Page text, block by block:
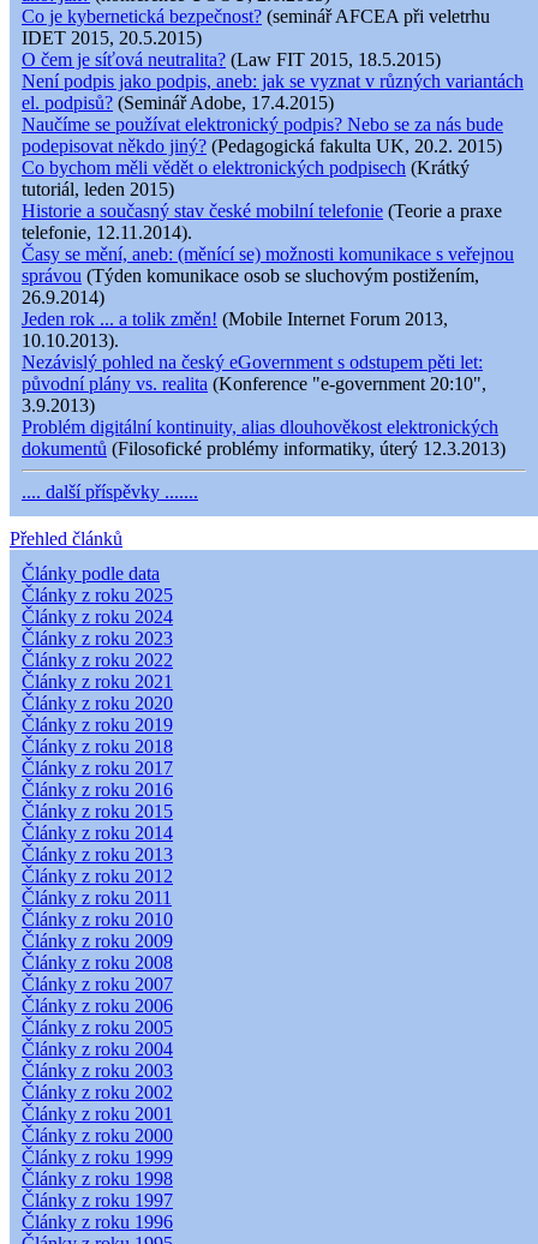
Co je kybernetická bezpečnost? (seminář AFCEA při veletrhu
IDET 2015, 20.5.2015)
O čem je síťová neutralita? (Law FIT 2015, 18.5.2015)
Není podpis jako podpis, aneb: jak se vyznat v různých variantách
el. podpisů? (Seminář Adobe, 17.4.2015)
Naučíme se používat elektronický podpis? Nebo se za nás bude
podepisovat někdo jiný? (Pedagogická fakulta UK, 20.2. 2015)
Co bychom měli vědět o elektronických podpisech (Krátký
tutoriál, leden 2015)
Historie a současný stav české mobilní telefonie (Teorie a praxe
telefonie, 12.11.2014).
Časy se mění, aneb: (měnící se) možnosti komunikace s veřejnou
správou (Týden komunikace osob se sluchovým postižením,
26.9.2014)
Jeden rok ... a tolik změn! (Mobile Internet Forum 2013,
10.10.2013).
Nezávislý pohled na český eGovernment s odstupem pěti let:
původní plány vs. realita (Konference "e-government 20:10",
3.9.2013)
Problém digitální kontinuity, alias dlouhověkost elektronických
dokumentů (Filosofické problémy informatiky, úterý 12.3.2013)
.... další příspěvky .......
Přehled článků
Články podle data
Články z roku 2025
Články z roku 2024
Články z roku 2023
Články z roku 2022
Články z roku 2021
Články z roku 2020
Články z roku 2019
Články z roku 2018
Články z roku 2017
Články z roku 2016
Články z roku 2015
Články z roku 2014
Články z roku 2013
Články z roku 2012
Články z roku 2011
Články z roku 2010
Články z roku 2009
Články z roku 2008
Články z roku 2007
Články z roku 2006
Články z roku 2005
Články z roku 2004
Články z roku 2003
Články z roku 2002
Články z roku 2001
Články z roku 2000
Články z roku 1999
Články z roku 1998
Články z roku 1997
Články z roku 1996